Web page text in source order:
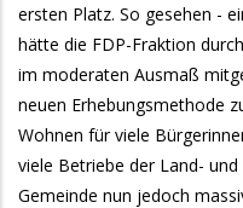
ersten Platz. So gesehen -
hätte die FDP-Fraktion
im moderaten Ausmaß
neuen Erhebungsmethode
Wohnen für viele
viele Betriebe der Land-
Gemeinde nun jedoch